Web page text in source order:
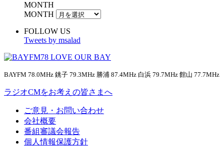
MONTH
MONTH
FOLLOW US
Tweets by msalad
BAYFM 78.0MHz 銚子 79.3MHz 勝浦 87.4MHz 白浜 79.7MHz 館山 77.7MHz
ラジオCMをお考えの皆さまへ
ご意見・お問い合わせ
会社概要
番組審議会報告
個人情報保護方針